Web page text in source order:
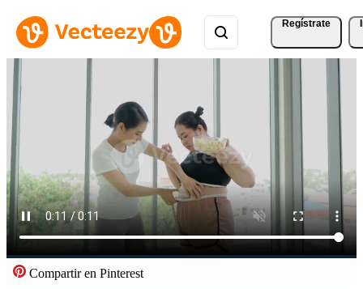
Regístrate
Compartir en Pinterest